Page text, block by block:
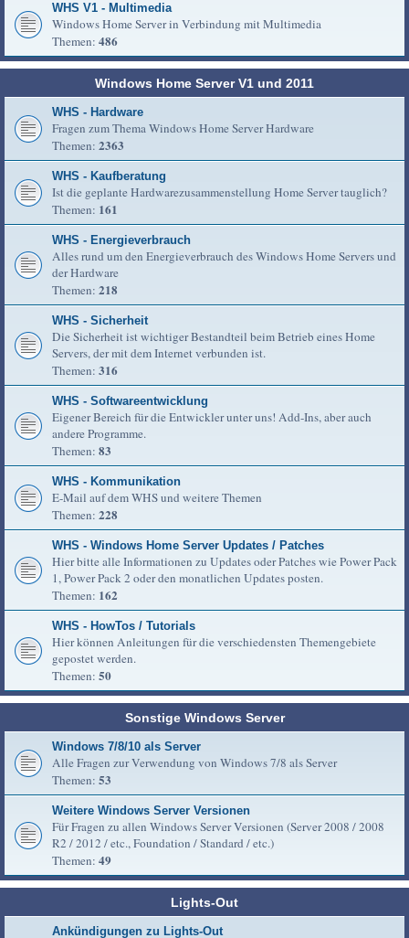
WHS V1 - Multimedia
Windows Home Server in Verbindung mit Multimedia
Themen: 486
Windows Home Server V1 und 2011
WHS - Hardware
Fragen zum Thema Windows Home Server Hardware
Themen: 2363
WHS - Kaufberatung
Ist die geplante Hardwarezusammenstellung Home Server tauglich?
Themen: 161
WHS - Energieverbrauch
Alles rund um den Energieverbrauch des Windows Home Servers und
der Hardware
Themen: 218
WHS - Sicherheit
Die Sicherheit ist wichtiger Bestandteil beim Betrieb eines Home
Servers, der mit dem Internet verbunden ist.
Themen: 316
WHS - Softwareentwicklung
Eigener Bereich für die Entwickler unter uns! Add-Ins, aber auch
andere Programme.
Themen: 83
WHS - Kommunikation
E-Mail auf dem WHS und weitere Themen
Themen: 228
WHS - Windows Home Server Updates / Patches
Hier bitte alle Informationen zu Updates oder Patches wie Power Pack
1, Power Pack 2 oder den monatlichen Updates posten.
Themen: 162
WHS - HowTos / Tutorials
Hier können Anleitungen für die verschiedensten Themengebiete
gepostet werden.
Themen: 50
Sonstige Windows Server
Windows 7/8/10 als Server
Alle Fragen zur Verwendung von Windows 7/8 als Server
Themen: 53
Weitere Windows Server Versionen
Für Fragen zu allen Windows Server Versionen (Server 2008 / 2008
R2 / 2012 / etc., Foundation / Standard / etc.)
Themen: 49
Lights-Out
Ankündigungen zu Lights-Out